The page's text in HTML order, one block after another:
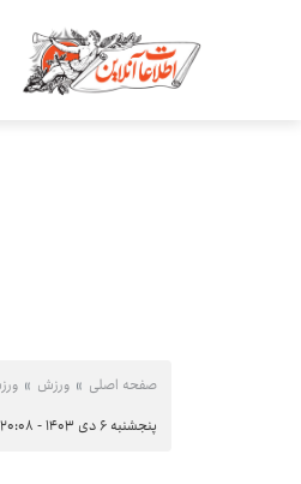
صفحه اصلی ورزش
پنجشنبه ۶ دی ۱۴۰۳ - ۲۰:۰۸